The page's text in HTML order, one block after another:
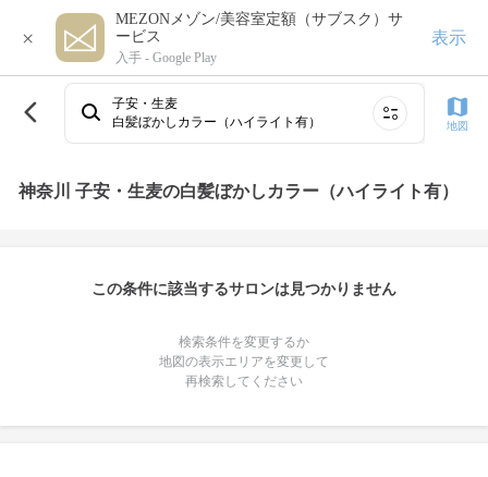
×
MEZONメゾン/美容室定額（サブスク）サ
ービス
入手 - Google Play
表示
子安・生麦
白髪ぼかしカラー（ハイライト有）
地図
神奈川 子安・生麦の白髪ぼかしカラー（ハイライト有）
この条件に該当するサロンは見つかりません
検索条件を変更するか
地図の表示エリアを変更して
再検索してください